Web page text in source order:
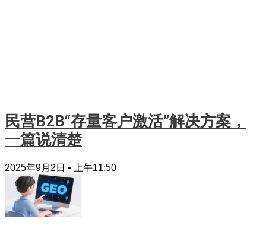
民营B2B“存量客户激活”解决方案，
一篇说清楚
2025年9月2日 上午11:50